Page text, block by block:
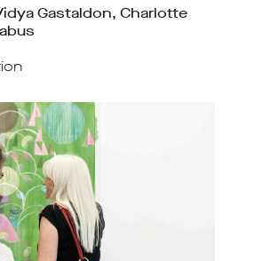
Gastaldon, Charlotte